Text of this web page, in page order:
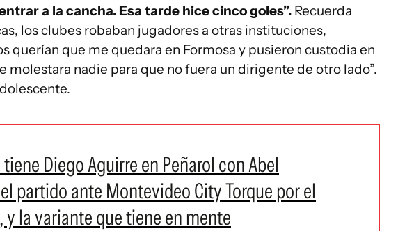
a la cancha. Esa tarde hice cinco goles”. Recuerda
los clubes robaban jugadores a otras instituciones,
querían que me quedara en Formosa y pusieron custodia en
molestara nadie para que no fuera un dirigente de otro lado”.
Diego Aguirre en Peñarol con Abel
partido ante Montevideo City Torque por el
y la variante que tiene en mente